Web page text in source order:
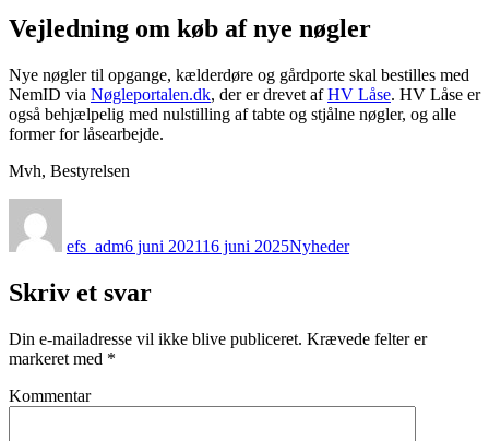
Vejledning om køb af nye nøgler
Nye nøgler til opgange, kælderdøre og gårdporte skal bestilles med
NemID via Nøgleportalen.dk, der er drevet afHV Låse. HV Låse er
også behjælpelig med nulstilling af tabte og stjålne nøgler, og alle
former for låsearbejde.
Mvh, Bestyrelsen
efs_adm6 juni 202116 juni 2025Nyheder
Skriv et svar
Din e-mailadresse vil ikke blive publiceret. Krævede felter er
markeret med *
Kommentar